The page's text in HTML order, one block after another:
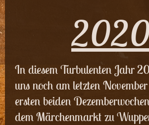
In diesem Turbulenten Jahr
uns noch am letzten
ersten beiden
dem Märchenmarkt zu